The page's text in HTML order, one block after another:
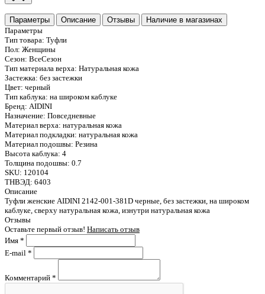
Параметры Описание Отзывы
Наличие в магазинах
Параметры
Тип товара: Туфли
Пол: Женщины
Сезон: ВсеСезон
Тип материала верха: Натуральная кожа
Застежка: без застежки
Цвет: черный
Тип каблука: на широком каблуке
Бренд: AIDINI
Назначение: Повседневные
Материал верха: натуральная кожа
Материал подкладки: натуральная кожа
Материал подошвы: Резина
Высота каблука: 4
Толщина подошвы: 0.7
SKU: 120104
ТНВЭД: 6403
Описание
Туфли женские AIDINI 2142-001-381D черные, без застежки, на широком
каблуке, сверху натуральная кожа, изнутри натуральная кожа
Отзывы
Оставьте первый отзыв! Написать отзыв
Имя *
E-mail *
Комментарий *